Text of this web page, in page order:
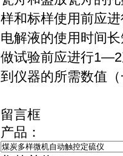
样和标样使用前应
电解液的使用时间
做试验前应进行
到仪器的所需数值
留言框
产品：